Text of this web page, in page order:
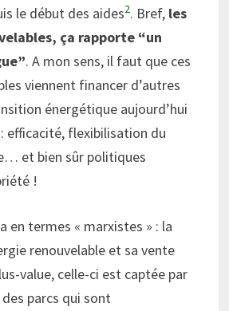
le début des aides2. Bref, les
ça rapporte “un
. A mon sens, il faut que ces
viennent financer d’autres
énergétique aujourd’hui
efficacité, flexibilisation du
et bien sûr politiques
!
en termes « marxistes » : la
renouvelable et sa vente
value, celle-ci est captée par
parcs qui sont